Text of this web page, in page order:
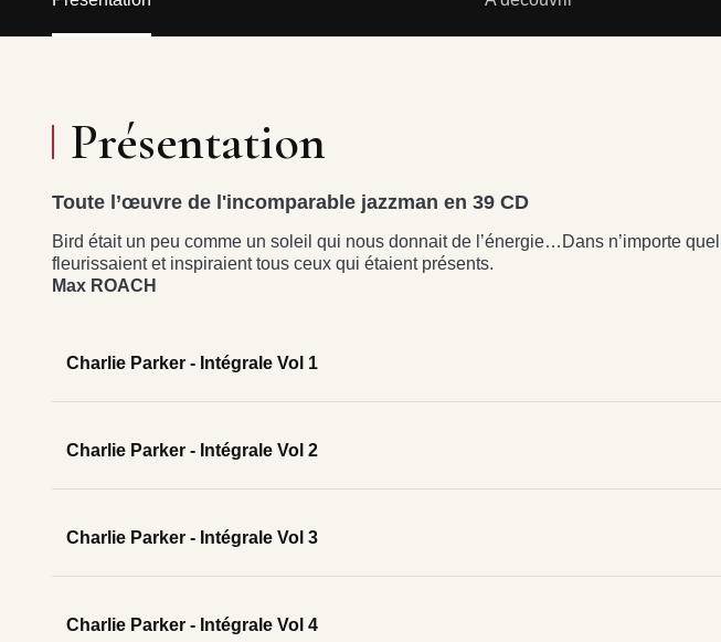
Présentation
Toute l’œuvre de l'incomparable jazzman en 39 CD
Bird était un peu comme un soleil qui nous donnait de l’énergie…Dans n’importe
fleurissaient et inspiraient tous ceux qui étaient présents.
Max ROACH
Charlie Parker - Intégrale Vol 1
Charlie Parker - Intégrale Vol 2
Charlie Parker - Intégrale Vol 3
Charlie Parker - Intégrale Vol 4